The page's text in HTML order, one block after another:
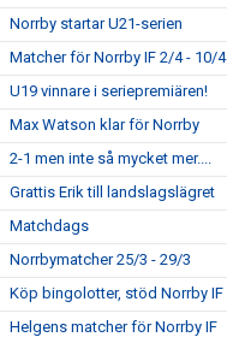
Norrby startar U21-serien
Matcher för Norrby IF 2/4 - 10/4
U19 vinnare i seriepremiären!
Max Watson klar för Norrby
2-1 men inte så mycket mer....
Grattis Erik till landslagslägret
Matchdags
Norrbymatcher 25/3 - 29/3
Köp bingolotter, stöd Norrby IF
Helgens matcher för Norrby IF